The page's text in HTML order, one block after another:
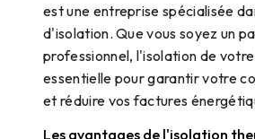
est une entreprise spécialisée
d'isolation. Que vous soyez un
professionnel, l'isolation de
essentielle pour garantir votre
et réduire vos factures
Les avantages de l'isolation